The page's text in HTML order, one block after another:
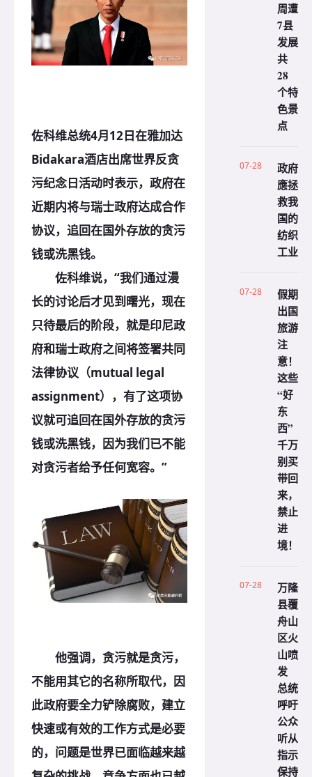
佐科维总统4月12日在雅加达
Bidakara酒店出席世界反贪
污纪念日活动时表示，政府在
近期内将与瑞士政府达成合作
协议，追回在国外存放的贪污
钱或洗黑钱。
佐科维说，“我们通过漫
长的讨论后才见到曙光，现在
只待最后的阶段，就是印尼政
府和瑞士政府之间将签署共同
法律协议（mutual legal
assignment），有了这项协
议就可追回在国外存放的贪污
钱或洗黑钱，因为我们已不能
对贪污者给予任何宽容。”
他强调，贪污就是贪污，
不能用其它的名称所取代，因
此政府要全力铲除腐败，建立
快速或有效的工作方式是必要
的，问题是世界已面临越来越
周遭
7县
发展
共
28
个特
色景
点
07-28
政府
應拯
救我
国的
纺织
工业
07-28
假期
出国
旅游
注
意！
这些
“好
东
西”
千万
别买
带回
来，
禁止
进
境！
07-28
万隆
县覆
舟山
区火
山喷
发
总统
呼吁
公众
听从
指示
保持